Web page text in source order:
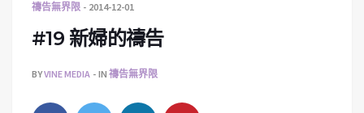
禱告無界限 2014-12-01
#19 新婦的禱告
BYVINE MEDIA IN 禱告無界限